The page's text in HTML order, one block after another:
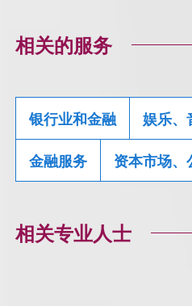
相关的服务
银行业和金融 娱乐、
金融服务 资本市场、
相关专业人士